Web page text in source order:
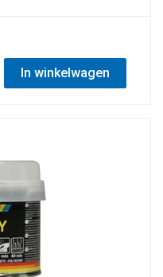
In winkelwagen